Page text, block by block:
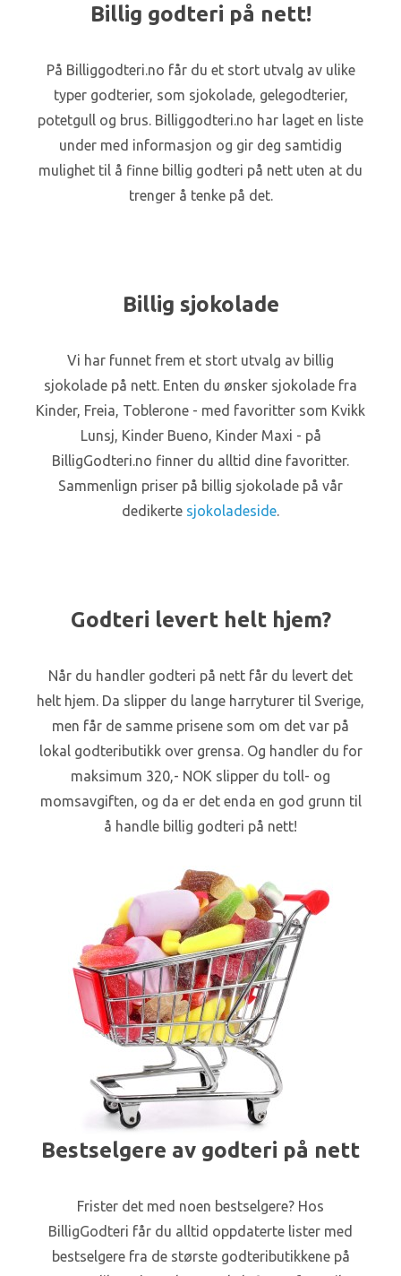
Billig godteri på nett!
På Billiggodteri.no får du et stort utvalg av ulike
typer godterier, som sjokolade, gelegodterier,
potetgull og brus. Billiggodteri.no har laget en liste
under med informasjon og gir deg samtidig
mulighet til å finne billig godteri på nett uten at du
trenger å tenke på det.
Billig sjokolade
Vi har funnet frem et stort utvalg av billig
sjokolade på nett. Enten du ønsker sjokolade fra
Kinder, Freia, Toblerone - med favoritter som Kvikk
Lunsj, Kinder Bueno, Kinder Maxi - på
BilligGodteri.no finner du alltid dine favoritter.
Sammenlign priser på billig sjokolade på vår
dedikerte sjokoladeside
Godteri levert helt hjem?
Når du handler godteri på nett får du levert det
helt hjem. Da slipper du lange harryturer til Sverige,
men får de samme prisene som om det var på
lokal godteributikk over grensa. Og handler du for
maksimum 320,- NOK slipper du toll- og
momsavgiften, og da er det enda en god grunn til
å handle billig godteri på nett!
Bestselgere av godteri på nett
Frister det med noen bestselgere? Hos
BilligGodteri får du alltid oppdaterte lister med
bestselgere fra de største godteributikkene på